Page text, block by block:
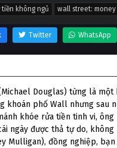
không ngủ wall street:
Twitter WhatsApp
Douglas) từng là
khoán phố Wall nhưng sau
khóe rửa tiền tinh vi,
ngày được thả tự do,
Mulligan), đồng nghiệp,